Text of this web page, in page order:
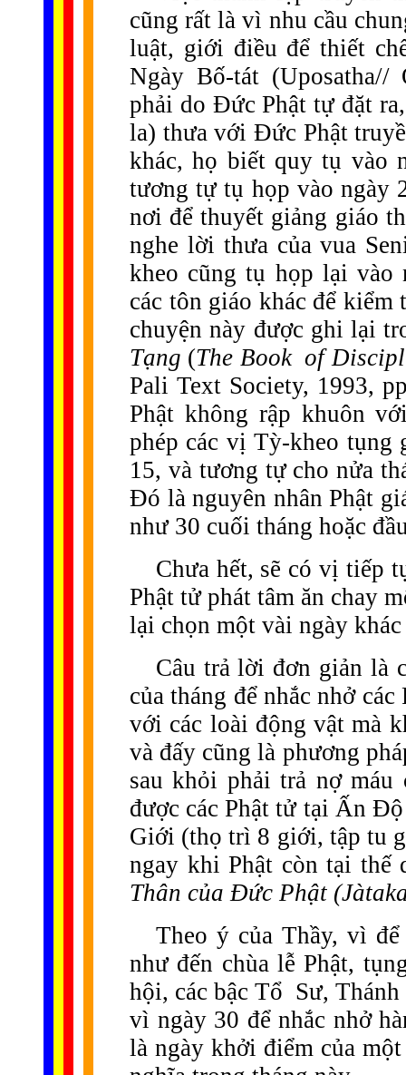
cũng rất là vì nhu cầu
luật, giới điều để thiết
Ngày Bố-tát (Uposatha//
phải do Đức Phật tự đặt
la) thưa với Đức Phật
khác, họ biết quy tụ vào
tương tự tụ họp vào ngày
nơi để thuyết giảng giáo
nghe lời thưa của vua
kheo cũng tụ họp lại vào
các tôn giáo khác để
chuyện này được ghi lại
Tạng (The Book of
Pali Text Society, 1993,
Phật không rập khuôn
phép các vị Tỳ-kheo tụng
15, và tương tự cho nửa
Đó là nguyên nhân Phật
như 30 cuối tháng hoặc
Chưa hết, sẽ có vị tiếp
Phật tử phát tâm ăn chay
lại chọn một vài ngày
Câu trả lời đơn giản là
của tháng để nhắc nhở
với các loài động vật mà
và đấy cũng là phương
sau khỏi phải trả nợ máu
được các Phật tử tại Ấn
Giới (thọ trì 8 giới, tập tu
ngay khi Phật còn tại thế
Thân của Đức Phật
Theo ý của Thầy, vì
như đến chùa lễ Phật,
hội, các bậc Tổ Sư,
vì ngày 30 để nhắc nhở
là ngày khởi điểm của